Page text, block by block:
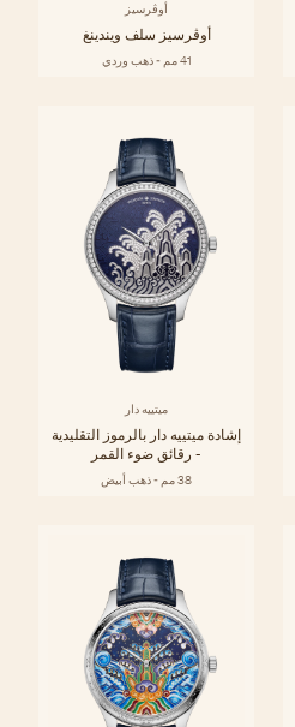
أوڤرسيز
أوڤرسيز سلف ويندينغ
41 مم - ذهب وردي
ميتييه دار
إشادة ميتييه دار بالرموز التقليدية
- رقائق ضوء القمر
38 مم - ذهب أبيض